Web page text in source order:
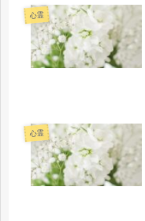
心霊
心霊